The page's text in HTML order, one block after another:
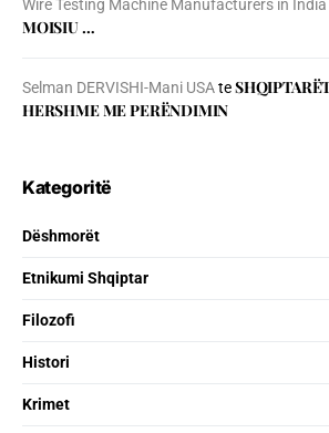
Wire Testing Machine Manufacturers in India
MOISIU …
Selman DERVISHI-Mani USAte
HERSHME ME PERËNDIMIN
Kategoritë
Dëshmorët
Etnikumi Shqiptar
Filozofi
Histori
Krimet